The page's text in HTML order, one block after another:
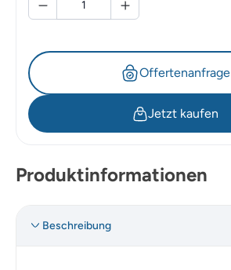
Offertenanfrage
Jetzt kaufen
Produktinformationen
Beschreibung